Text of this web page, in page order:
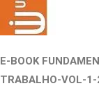
E-BOOK
TRABALHO-VOL-